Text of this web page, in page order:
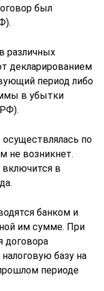
был
различных
декларированием
период либо
в убытки
по
не возникнет.
в
банком и
им сумме. При
договора
базу на
периоде